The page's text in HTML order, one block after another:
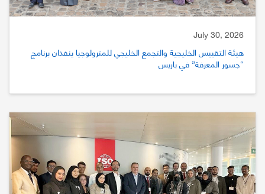
July 30, 2026
هيئة التقييس الخليجية والتجمع الخليجي للمترولوجيا ينفذان برنامج
“جسور المعرفة” في باريس